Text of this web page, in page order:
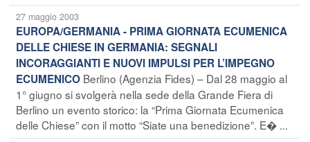
27 maggio 2003
EUROPA/GERMANIA - PRIMA GIORNATA ECUMENICA
DELLE CHIESE IN GERMANIA: SEGNALI
INCORAGGIANTI E NUOVI IMPULSI PER L’IMPEGNO
ECUMENICO Berlino (Agenzia Fides) – Dal 28 maggio al
1° giugno si svolgerà nella sede della Grande Fiera di
Berlino un evento storico: la “Prima Giornata Ecumenica
delle Chiese” con il motto “Siate una benedizione”. E� ...